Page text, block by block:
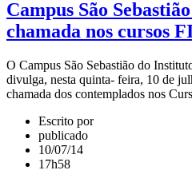
Campus São
chamada nos cursos
O Campus São Sebastião do
divulga, nesta quinta- feira, 10 de
chamada dos contemplados nos
Escrito por
publicado
10/07/14
17h58